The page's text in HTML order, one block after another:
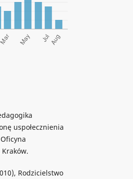
uspołecznienia
Rodzicielstwo